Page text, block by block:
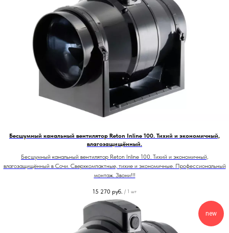
Бесшумный канальный вентилятор Reton Inline 100. Тихий и экономичный,
влагозащищённый.
Бесшумный канальный вентилятор Reton Inline 100. Тихий и экономичный,
влагозащищённый в Сочи. Сверхкомпактные, тихие и экономичные. Профессиональный
монтаж. Звони!!!
15 270 руб. / 1 шт
new